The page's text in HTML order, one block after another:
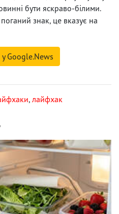
бути яскраво-білими.
знак, це вказує на
у Google.News
, лайфхак